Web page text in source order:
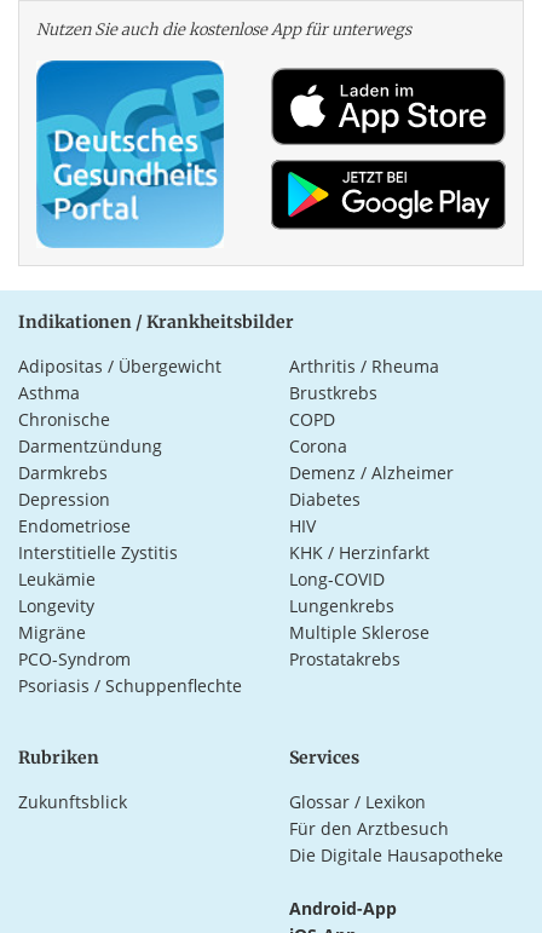
Nutzen Sie auch die kosten­lose App für unterwegs
Indikationen / Krankheitsbilder
Adipositas / Übergewicht
Arthritis / Rheuma
Asthma
Brustkrebs
Chronische
Darmentzündung
COPD
Corona
Darmkrebs
Demenz / Alzheimer
Depression
Diabetes
Endometriose
HIV
Interstitielle Zystitis
KHK / Herzinfarkt
Leukämie
Long-COVID
Longevity
Lungenkrebs
Migräne
Multiple Sklerose
PCO-Syndrom
Prostatakrebs
Psoriasis / Schuppenflechte
Rubriken
Zukunftsblick
Services
Glossar / Lexikon
Für den Arztbesuch
Die Digitale Hausapotheke
Android-App